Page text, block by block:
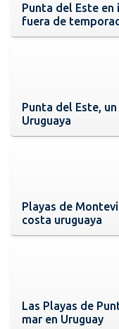
Punta del Este en
fuera de
Punta del Este,
Uruguaya
Playas de
costa uruguaya
Las Playas de
mar en Uruguay